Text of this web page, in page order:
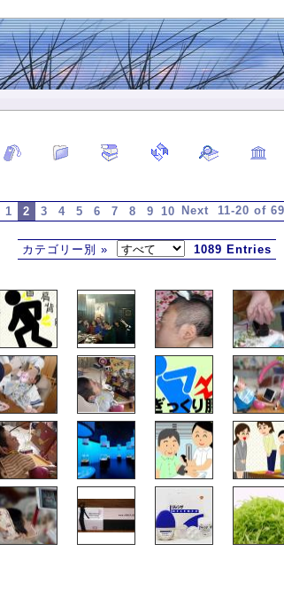
1 2 3 4 5 6 7 8 9 10 Next 11-20 of
カテゴリー別 » 1089 Entries